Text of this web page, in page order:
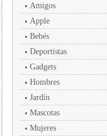
Amigos
Apple
Bebés
Deportistas
Gadgets
Hombres
Jardín
Mascotas
Mujeres